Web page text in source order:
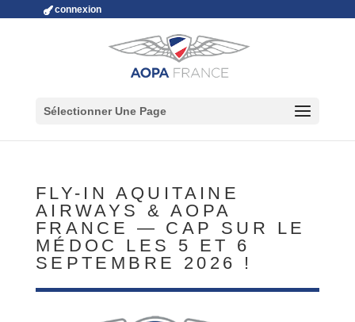
connexion
Sélectionner Une Page
FLY-IN AQUITAINE
AIRWAYS & AOPA
FRANCE — CAP SUR LE
MÉDOC LES 5 ET 6
SEPTEMBRE 2026 !